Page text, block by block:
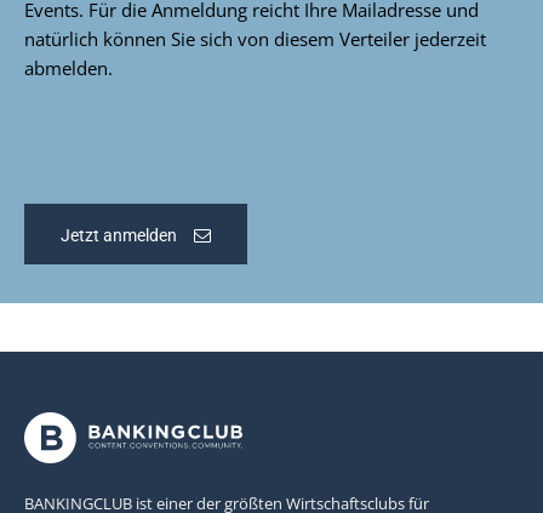
Events. Für die Anmeldung reicht Ihre Mailadresse und
natürlich können Sie sich von diesem Verteiler jederzeit
abmelden.
Jetzt anmelden
BANKINGCLUB ist einer der größten Wirtschaftsclubs für